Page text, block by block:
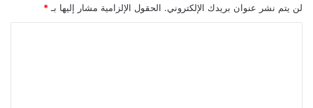
لن يتم نشر عنوان بريدك الإلكتروني. الحقول الإلزامية مشار إليها بـ *